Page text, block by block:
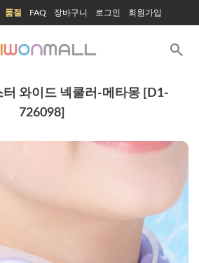
품절 FAQ 장바구니 로그인 회원가입
search
터 와이드 넥쿨러-메타몽 [D1-
726098]